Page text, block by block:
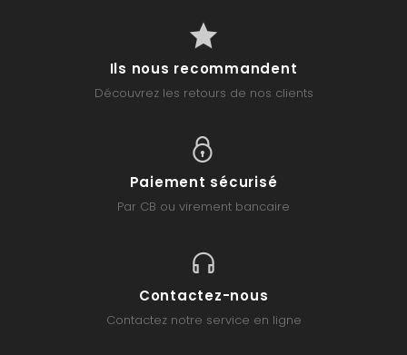
Ils nous recommandent
Découvrez les retours de nos clients
Paiement sécurisé
Par CB ou virement bancaire
Contactez-nous
Contactez notre service en ligne